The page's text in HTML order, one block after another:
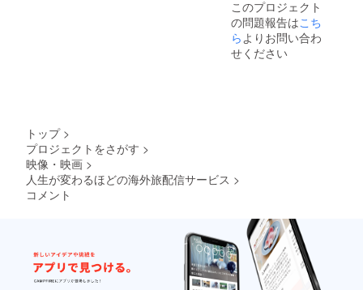
このプロジェクト
の問題報告はこち
らよりお問い合わ
せください
トップ >
プロジェクトをさがす >
映像・映画 >
人生が変わるほどの海外旅配信サービス >
コメント